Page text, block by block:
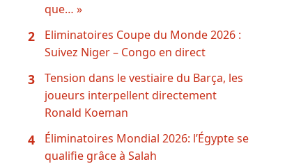
que… »
2
Eliminatoires Coupe du Monde 2026 :
Suivez Niger – Congo en direct
3
Tension dans le vestiaire du Barça, les
joueurs interpellent directement
Ronald Koeman
4
Éliminatoires Mondial 2026: l’Égypte se
qualifie grâce à Salah